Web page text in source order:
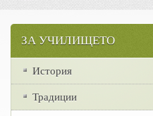
ЗА УЧИЛИЩЕТО
История
Традиции